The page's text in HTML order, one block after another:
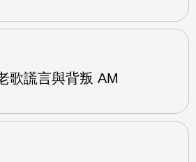
歌謊言與背叛 AM